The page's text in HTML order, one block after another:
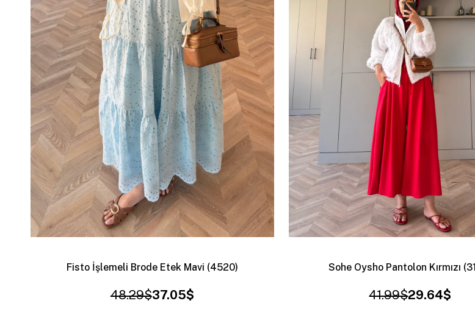
Fisto İşlemeli Brode Etek Mavi (4520)
37.05$
48.29$
Sohe Oysho Pantolon Kırmızı
29.64$
41.99$